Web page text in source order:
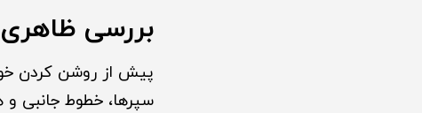
بررسی
پیش از روشن کردن
سپرها، خطوط جانبی